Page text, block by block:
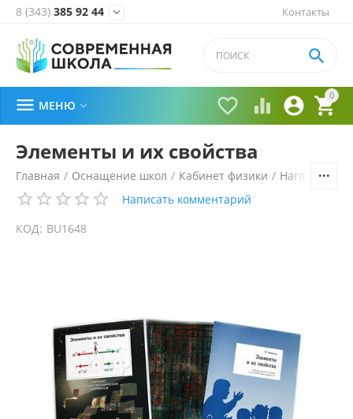
Контакты
8 (343) 385 92 44 
0


 

 МЕНЮ 
Элементы и их свойства
Главная / Оснащение школ / Кабинет физики / Наглядные
Написать комментарий
КОД: BU1648